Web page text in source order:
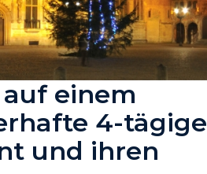
einem
4-tägige
und ihren